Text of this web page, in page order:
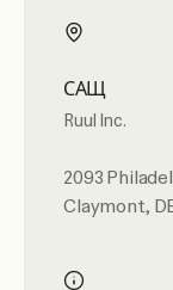
САЩ
Ruul Inc.
2093
Claymont,